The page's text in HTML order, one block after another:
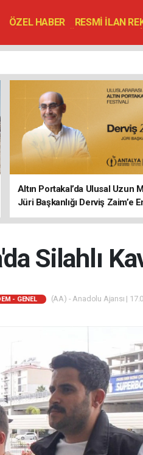
ÖZEL HABER RESMİ İLAN
VEFAT EDENLER
TOPLANTI -
Altın Portakal’da Ulusal Uzun
Jüri Başkanlığı Derviş Zaim’e
Silahlı
- GENEL (AA) - Anadolu Ajansı |